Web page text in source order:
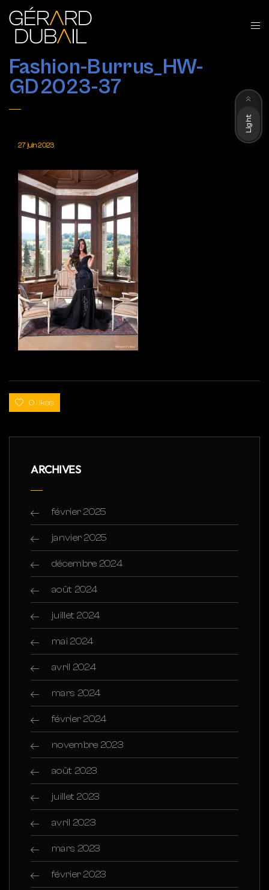
Fashion-Burrus_HW-
GD2023-37
27 juin 2023
0 likes
ARCHIVES
février 2025
janvier 2025
décembre 2024
août 2024
juillet 2024
mai 2024
avril 2024
mars 2024
février 2024
novembre 2023
août 2023
juillet 2023
avril 2023
mars 2023
février 2023
Light
Dark